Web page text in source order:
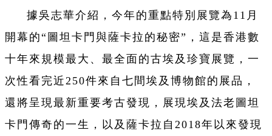
據吳志華介紹，今年的重點特別展覽為11月
開幕的“圖坦卡門與薩卡拉的秘密”，這是香港數
十年來規模最大、最全面的古埃及珍寶展覽，一
次性看完近250件來自七間埃及博物館的展品，
還將呈現最新重要考古發現，展現埃及法老圖坦
卡門傳奇的一生，以及薩卡拉自2018年以來發現